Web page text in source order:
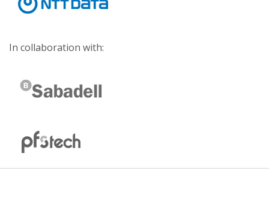
In collaboration with: